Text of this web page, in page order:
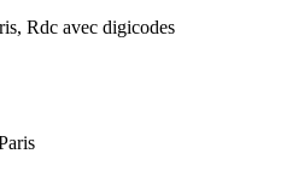
, Rdc avec digicodes